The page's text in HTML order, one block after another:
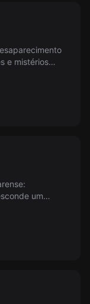
e mistérios
um
contas ou